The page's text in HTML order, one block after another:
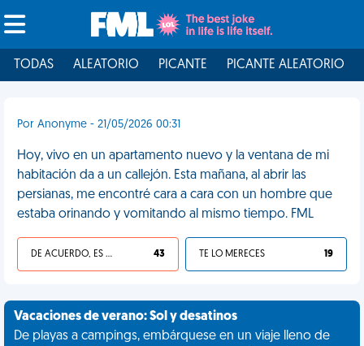
TODAS ALEATORIO PICANTE PICANTE ALEATORIO
Por Anonyme - 21/05/2026 00:31
Hoy, vivo en un apartamento nuevo y la ventana de mi
habitación da a un callejón. Esta mañana, al abrir las
persianas, me encontré cara a cara con un hombre que
estaba orinando y vomitando al mismo tiempo. FML
DE ACUERDO, ES UNA VIDA HP 43 TE LO MERECES 19
Vacaciones de verano: Sol y desatinos
De playas a campings, embárquese en un viaje lleno de